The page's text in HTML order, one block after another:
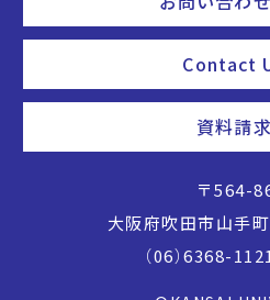
Contact
資料請求
〒564-
大阪府吹田市山手
（06）6368-